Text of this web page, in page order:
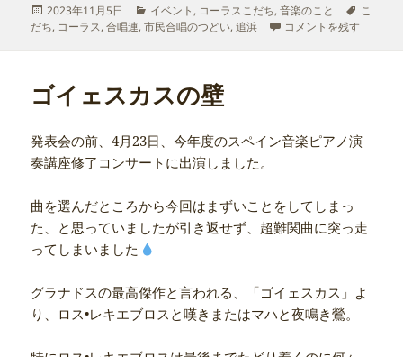
投
稿
2023年11月5日
カ
テ
イベント , コーラスこだち,音楽のこと
タ
こ
だち, コーラス,合唱連,市民合唱のつどい,追浜 合唱のつどい に
コメントを残す
ゴイェスカスの壁
発表会の前、4月23日、今年度のスペイン音楽ピアノ演
奏講座修了コンサートに出演しました。
曲を選んだところから今回はまずいことをしてしまっ
た、と思っていましたが引き返せず、超難関曲に突っ走
ってしまいました
グラナドスの最高傑作と言われる、「ゴイェスカス」よ
り、ロス•レキエブロスと嘆きまたはマハと夜鳴き鶯。